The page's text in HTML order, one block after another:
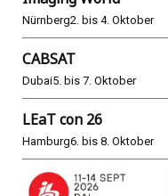
Nürnberg2. bis 4. Oktober
CABSAT
Dubai5. bis 7. Oktober
LEaT con 26
Hamburg6. bis 8. Oktober